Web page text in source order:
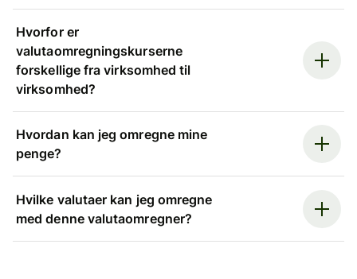
Hvorfor er
valutaomregningskurserne
forskellige fra virksomhed til
virksomhed?
Hvordan kan jeg omregne mine
penge?
Hvilke valutaer kan jeg omregne
med denne valutaomregner?